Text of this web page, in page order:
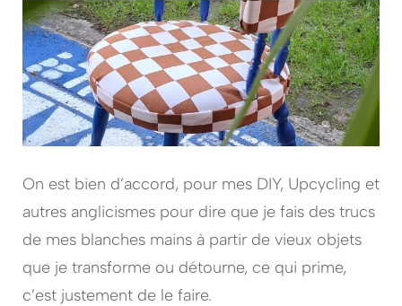
On est bien d’accord, pour mes DIY, Upcycling et
autres anglicismes pour dire que je fais des trucs
de mes blanches mains à partir de vieux objets
que je transforme ou détourne, ce qui prime,
c’est justement de le faire.